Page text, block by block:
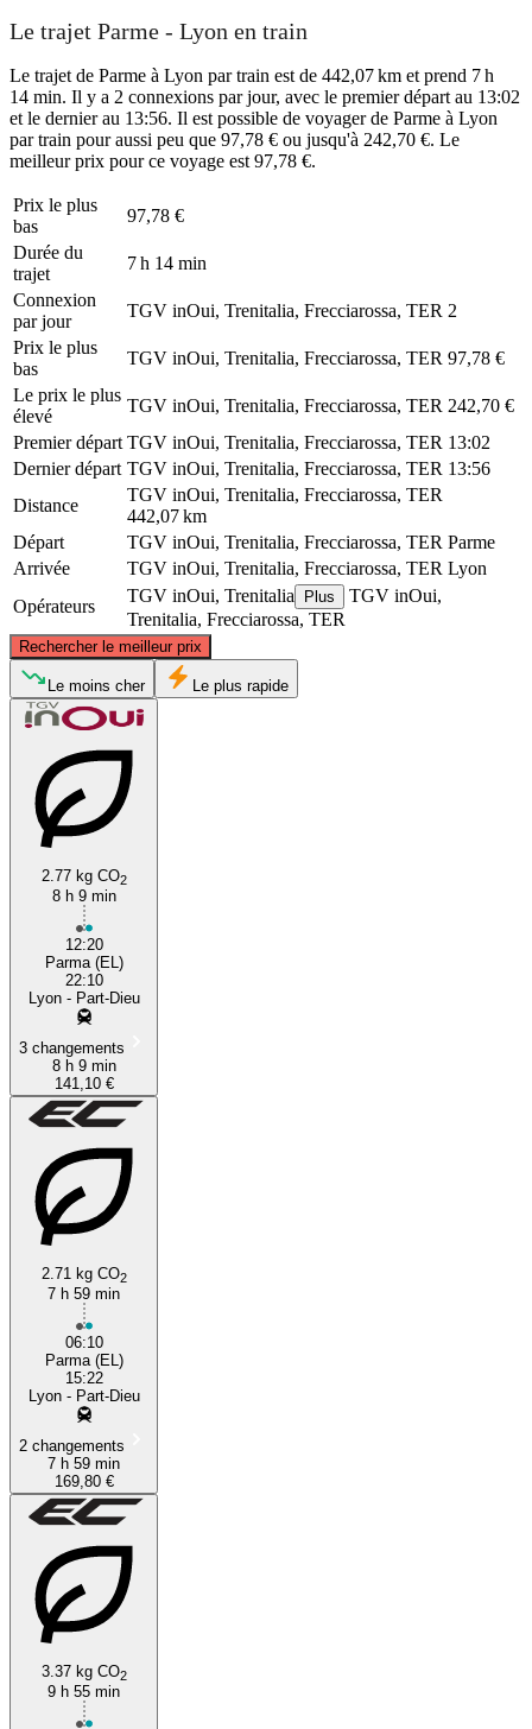
Le trajet Parme - Lyon en train
Le trajet de Parme à Lyon par train est de 442,07 km et prend 7 h
14 min. Il y a 2 connexions par jour, avec le premier départ au 13:02
et le dernier au 13:56. Il est possible de voyager de Parme à Lyon
par train pour aussi peu que 97,78 € ou jusqu'à 242,70 €. Le
meilleur prix pour ce voyage est 97,78 €.
Prix ​​le plus
bas
97,78 €
Durée du
trajet
7 h 14 min
Connexion
par jour
TGV inOui, Trenitalia, Frecciarossa, TER 2
Prix ​​le plus
bas
TGV inOui, Trenitalia, Frecciarossa, TER 97,78 €
Le prix le plus
élevé
TGV inOui, Trenitalia, Frecciarossa, TER 242,70 €
Premier départ TGV inOui, Trenitalia, Frecciarossa, TER 13:02
Dernier départ TGV inOui, Trenitalia, Frecciarossa, TER 13:56
Distance
TGV inOui, Trenitalia, Frecciarossa, TER
442,07 km
Départ
TGV inOui, Trenitalia, Frecciarossa, TER Parme
Arrivée
TGV inOui, Trenitalia, Frecciarossa, TER Lyon
Opérateurs
TGV inOui, Trenitalia Plus
TGV inOui,
Trenitalia, Frecciarossa, TER
Rechercher le meilleur prix
Lyon
©CARTO, ©OpenStreetMap
Le moins cher Le plus rapide
2.77 kg CO2
8 h 9 min
12:20
Parma (EL)
22:10
Lyon - Part-Dieu
3 changements
8 h 9 min
141,10 €
2.71 kg CO2
7 h 59 min
06:10
Parma (EL)
15:22
Lyon - Part-Dieu
2 changements
7 h 59 min
169,80 €
3.37 kg CO2
9 h 55 min